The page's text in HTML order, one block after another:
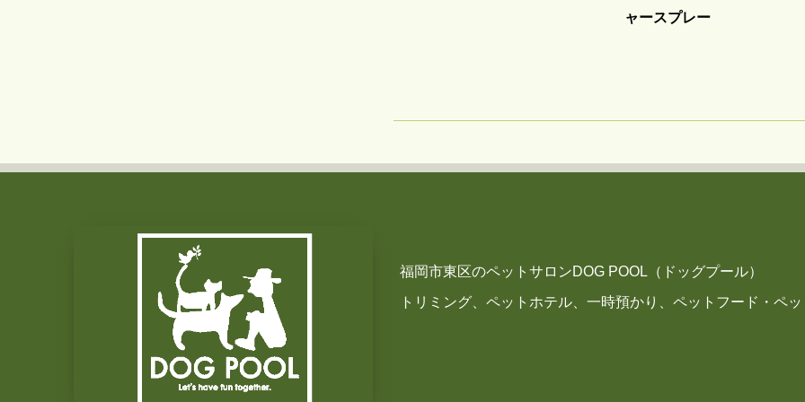
ャースプレー
福岡市東区のペットサロンDOG POOL（ドッグプール）
トリミング、ペットホテル、一時預かり、ペットフード・ペ